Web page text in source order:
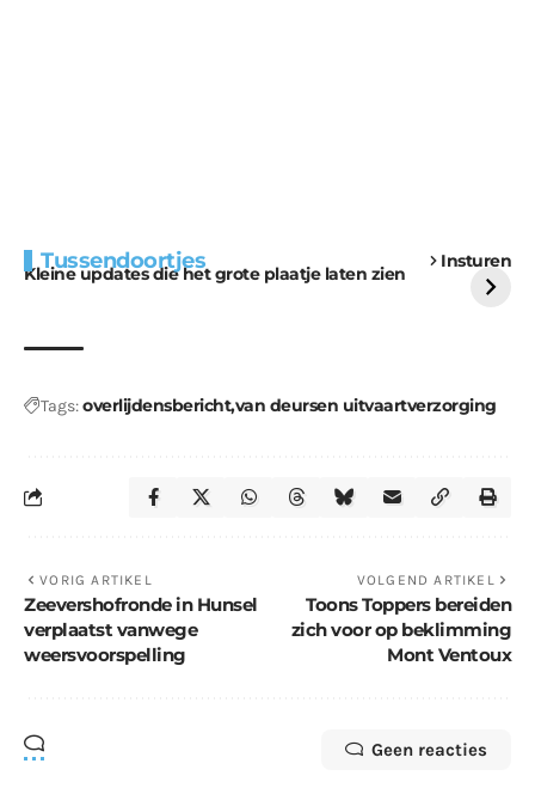
Tussendoortjes Insturen
Kleine updates die het grote plaatje laten zien
voor kabouters
uitdaging
Tags:overlijdensberichtvan deursen uitvaartverzorging
VORIG ARTIKEL
Zeevershofronde in Hunsel
verplaatst vanwege
weersvoorspelling
VOLGEND ARTIKEL
Toons Toppers bereiden
zich voor op beklimming
Mont Ventoux
Geen reacties